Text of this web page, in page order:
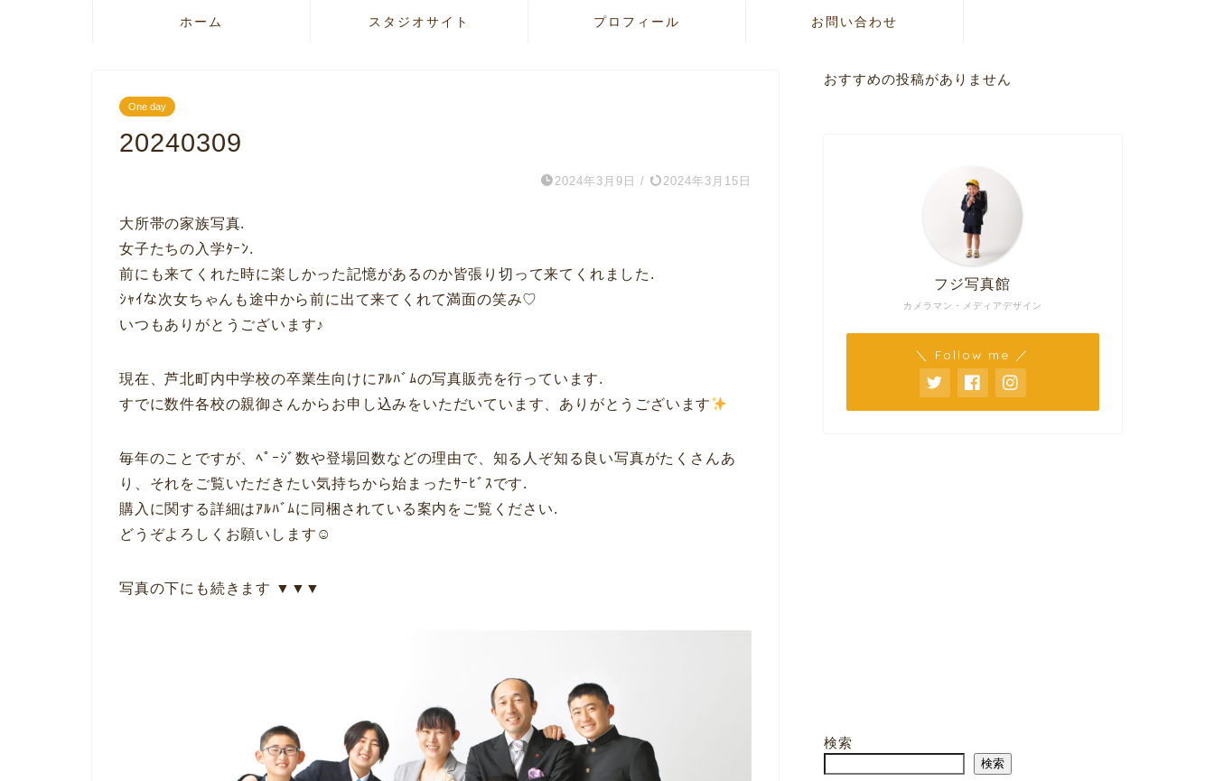
ホーム スタジオサイト プロフィール お問い合わせ
One day
20240309
2024年3月9日 / 2024年3月15日
大所帯の家族写真.
女子たちの入学ﾀｰﾝ.
前にも来てくれた時に楽しかった記憶があるのか皆張り切って来てくれました.
ｼｬｲな次女ちゃんも途中から前に出て来てくれて満面の笑み♡
いつもありがとうございます♪
現在、芦北町内中学校の卒業生向けにｱﾙﾊﾞﾑの写真販売を行っています.
すでに数件各校の親御さんからお申し込みをいただいています、ありがとうございます
毎年のことですが、ﾍﾟｰｼﾞ数や登場回数などの理由で、知る人ぞ知る良い写真がたくさんあ
り、それをご覧いただきたい気持ちから始まったｻｰﾋﾞｽです.
購入に関する詳細はｱﾙﾊﾞﾑに同梱されている案内をご覧ください.
どうぞよろしくお願いします☺︎
写真の下にも続きます ▼▼▼
おすすめの投稿がありません
カメラマン・メディアデザイン
フジ写真館
＼ Follow me ／
検索
検索